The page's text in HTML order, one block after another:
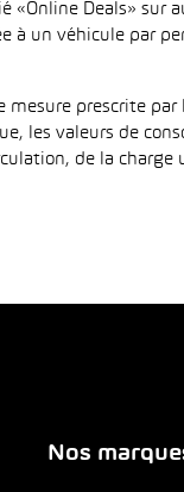
«Online Deals» sur
à un véhicule par
mesure prescrite
les valeurs de
de la charge
Nos